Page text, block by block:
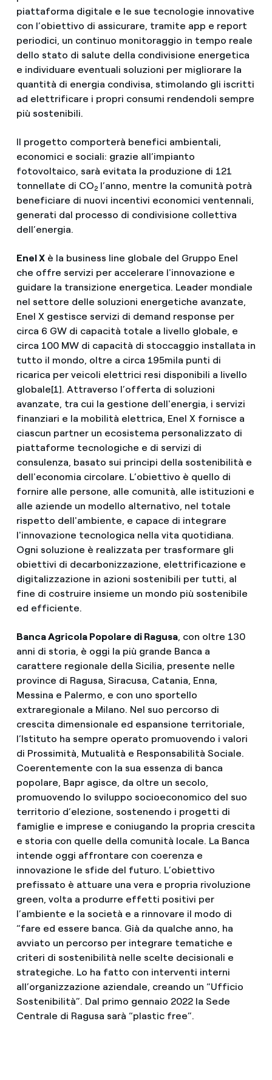
piattaforma digitale e le sue tecnologie innovative
con l’obiettivo di assicurare, tramite app e report
periodici, un continuo monitoraggio in tempo reale
dello stato di salute della condivisione energetica
e individuare eventuali soluzioni per migliorare la
quantità di energia condivisa, stimolando gli iscritti
ad elettrificare i propri consumi rendendoli sempre
più sostenibili.
Il progetto comporterà benefici ambientali,
economici e sociali: grazie all’impianto
fotovoltaico, sarà evitata la produzione di 121
tonnellate di CO2l’anno, mentre la comunità potrà
beneficiare di nuovi incentivi economici ventennali,
generati dal processo di condivisione collettiva
dell’energia.
Enel Xè la business line globale del Gruppo Enel
che offre servizi per accelerare l'innovazione e
guidare la transizione energetica. Leader mondiale
nel settore delle soluzioni energetiche avanzate,
Enel X gestisce servizi di demand response per
circa 6 GW di capacità totale a livello globale, e
circa 100 MW di capacità di stoccaggio installata in
tutto il mondo, oltre a circa 195mila punti di
ricarica per veicoli elettrici resi disponibili a livello
globale[1]. Attraverso l’offerta di soluzioni
avanzate, tra cui la gestione dell'energia, i servizi
finanziari e la mobilità elettrica, Enel X fornisce a
ciascun partner un ecosistema personalizzato di
piattaforme tecnologiche e di servizi di
consulenza, basato sui principi della sostenibilità e
dell'economia circolare. L’obiettivo è quello di
fornire alle persone, alle comunità, alle istituzioni e
alle aziende un modello alternativo, nel totale
rispetto dell'ambiente, e capace di integrare
l'innovazione tecnologica nella vita quotidiana.
Ogni soluzione è realizzata per trasformare gli
obiettivi di decarbonizzazione, elettrificazione e
digitalizzazione in azioni sostenibili per tutti, al
fine di costruire insieme un mondo più sostenibile
ed efficiente.
Banca Agricola Popolare di Ragusa, con oltre 130
anni di storia, è oggi la più grande Banca a
carattere regionale della Sicilia, presente nelle
province di Ragusa, Siracusa, Catania, Enna,
Messina e Palermo, e con uno sportello
extraregionale a Milano. Nel suo percorso di
crescita dimensionale ed espansione territoriale,
l’Istituto ha sempre operato promuovendo i valori
di Prossimità, Mutualità e Responsabilità Sociale.
Coerentemente con la sua essenza di banca
popolare, Bapr agisce, da oltre un secolo,
promuovendo lo sviluppo socioeconomico del suo
territorio d’elezione, sostenendo i progetti di
famiglie e imprese e coniugando la propria crescita
e storia con quelle della comunità locale. La Banca
intende oggi affrontare con coerenza e
innovazione le sfide del futuro. L’obiettivo
prefissato è attuare una vera e propria rivoluzione
green, volta a produrre effetti positivi per
l’ambiente e la società e a rinnovare il modo di
“fare ed essere banca. Già da qualche anno, ha
avviato un percorso per integrare tematiche e
criteri di sostenibilità nelle scelte decisionali e
strategiche. Lo ha fatto con interventi interni
all’organizzazione aziendale, creando un “Ufficio
Sostenibilità”. Dal primo gennaio 2022 la Sede
Centrale di Ragusa sarà “plastic free”.